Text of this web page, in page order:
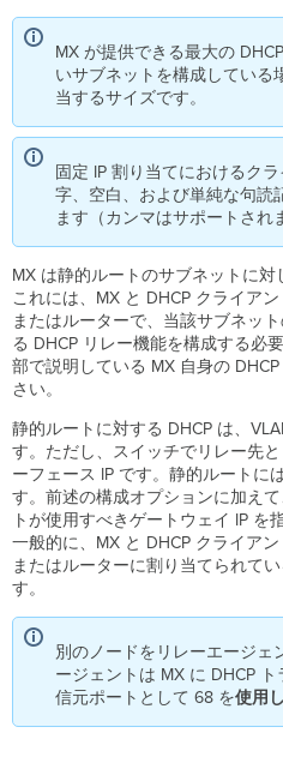
MX が提供できる最大の
いサブネットを構成している
当するサイズです。
固定 IP 割り当てにおけるク
字、空白、および単純な句読
ます（カンマはサポートされ
MX は静的ルートのサブネットに対
これには、MX と DHCP クライア
またはルーターで、当該サブネッ
る DHCP リレー機能を構成する必
部で説明している MX 自身の
さい。
静的ルートに対する DHCP は、
す。ただし、スイッチでリレー先
ーフェース IP です。静的ルートに
す。前述の構成オプションに加え
トが使用すべきゲートウェイ IP を
一般的に、MX と DHCP クライア
またはルーターに割り当てられて
す。
別のノードをリレーエージェ
ージェントは MX に DHCP
信元ポートとして 68 を使用